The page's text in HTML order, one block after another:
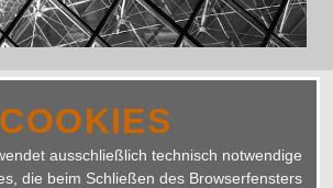
COOKIES
ausschließlich technisch notwendige
die beim Schließen des Browserfensters